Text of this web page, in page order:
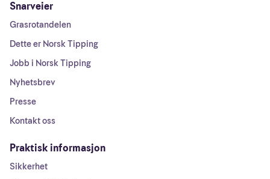
Snarveier
Grasrotandelen
Dette er Norsk Tipping
Jobb i Norsk Tipping
Nyhetsbrev
Presse
Kontakt oss
Praktisk informasjon
Sikkerhet